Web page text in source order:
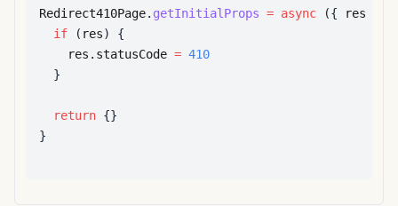
Redirect410Page. getInitialProps = async ({ res
if
( res)
{
    res
. statusCode = 410
}
return {}
}